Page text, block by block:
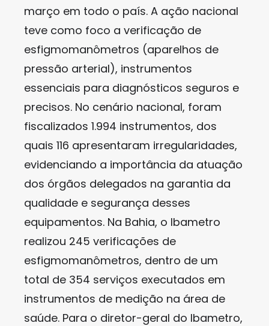
março em todo o país. A ação nacional
teve como foco a verificação de
esfigmomanômetros (aparelhos de
pressão arterial), instrumentos
essenciais para diagnósticos seguros e
precisos. No cenário nacional, foram
fiscalizados 1.994 instrumentos, dos
quais 116 apresentaram irregularidades,
evidenciando a importância da atuação
dos órgãos delegados na garantia da
qualidade e segurança desses
equipamentos. Na Bahia, o Ibametro
realizou 245 verificações de
esfigmomanômetros, dentro de um
total de 354 serviços executados em
instrumentos de medição na área de
saúde. Para o diretor-geral do Ibametro,